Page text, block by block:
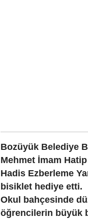
Bozüyük Belediye
Mehmet İmam
Hadis Ezberleme
bisiklet hediye etti.
Okul bahçesinde
öğrencilerin büyük